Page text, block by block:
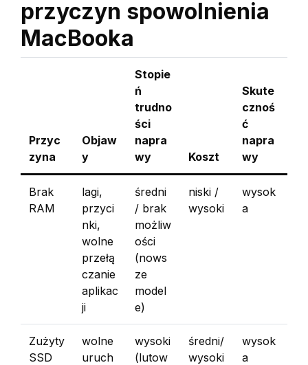
przyczyn spowolnienia
MacBooka
Przyc
zyna
Objaw
y
Stopie
ń
trudno
ści
napra
wy
Koszt
Skute
cznoś
ć
napra
wy
Brak
RAM
lagi,
przyci
nki,
wolne
przełą
czanie
aplikac
ji
średni
/ brak
możliw
ości
(nows
ze
model
e)
niski /
wysoki
wysok
a
Zużyty
SSD
wolne
uruch
wysoki
(lutow
średni/
wysoki
wysok
a